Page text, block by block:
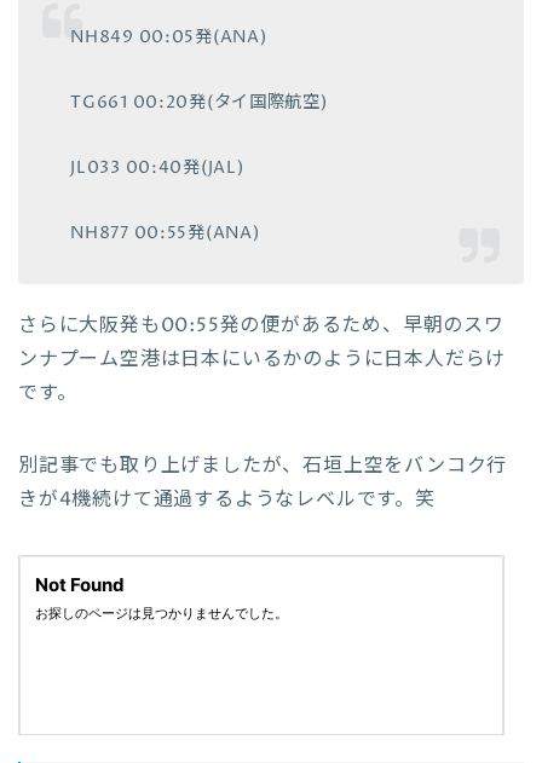
NH849 00:05発(ANA)
TG661 00:20発(タイ国際航空)
JL033 00:40発(JAL)
NH877 00:55発(ANA)
さらに大阪発も00:55発の便があるため、早朝のスワ
ンナプーム空港は日本にいるかのように日本人だらけ
です。
別記事でも取り上げましたが、石垣上空をバンコク行
きが4機続けて通過するようなレベルです。笑